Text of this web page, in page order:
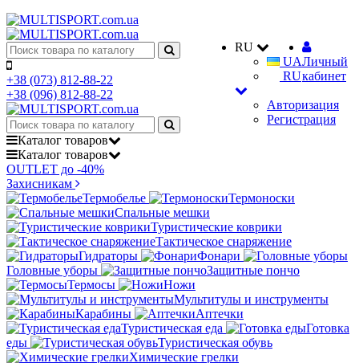
RU
UA
RU
Личный
кабинет
Авторизация
Регистрация
+38 (073) 812-88-22
+38 (096) 812-88-22
Каталог товаров
Каталог товаров
OUTLET до -40%
Захисникам
Термобелье
Термоноски
Спальные мешки
Туристические коврики
Тактическое снаряжение
Гидраторы
Фонари
Головные уборы
Защитные пончо
Термосы
Ножи
Мультитулы и инструменты
Карабины
Аптечки
Туристическая еда
Готовка
еды
Туристическая обувь
Химические грелки